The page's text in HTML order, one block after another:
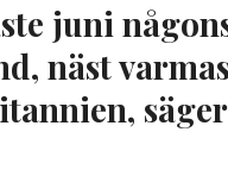
juni
näst